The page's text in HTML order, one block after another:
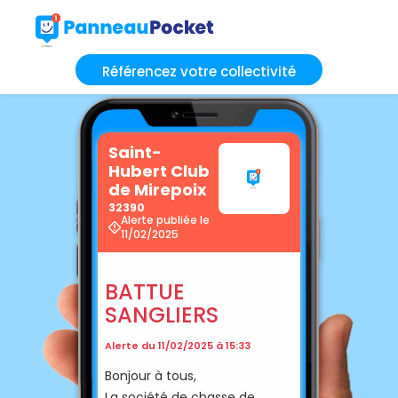
Référencez votre collectivité
Saint-
Hubert Club
de Mirepoix
32390
Alerte publiée le
11/02/2025
BATTUE
SANGLIERS
Alerte du 11/02/2025 à 15:33
Bonjour à tous,